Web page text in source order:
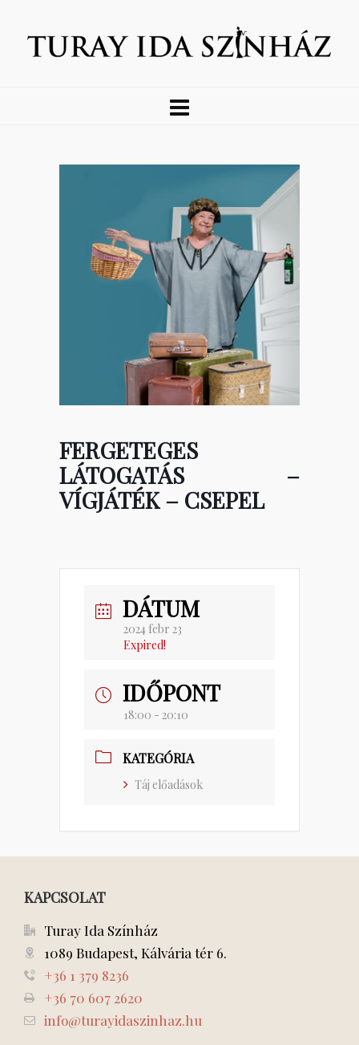
FERGETEGES
LÁTOGATÁS –
VÍGJÁTÉK – CSEPEL
DÁTUM
2024 febr 23
Expired!
IDŐPONT
18:00 - 20:10
KATEGÓRIA
Táj előadások
KAPCSOLAT
Turay Ida Színház
1089 Budapest, Kálvária tér 6.
+36 1 379 8236
+36 70 607 2620
info@turayidaszinhaz.hu